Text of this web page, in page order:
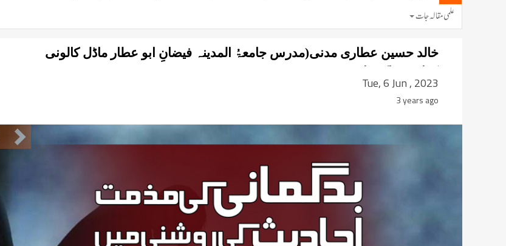
علمی مقالہ جات
خالد حسین عطاری مدنی(مدرس جامعۃُ المدینہ فیضانِ ابو عطار ماڈل کالونی
Tue, 6 Jun , 2023
3 years ago
Next